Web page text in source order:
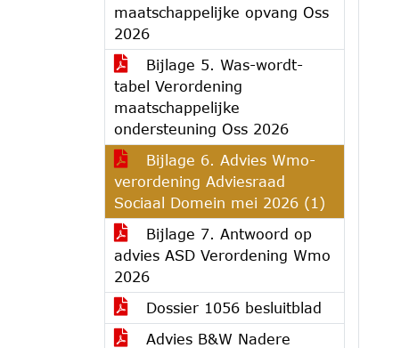
maatschappelijke opvang Oss
2026
Bijlage 5. Was-wordt-
tabel Verordening
maatschappelijke
ondersteuning Oss 2026
Bijlage 6. Advies Wmo-
verordening Adviesraad
Sociaal Domein mei 2026 (1)
Bijlage 7. Antwoord op
advies ASD Verordening Wmo
2026
Dossier 1056 besluitblad
Advies B&W Nadere